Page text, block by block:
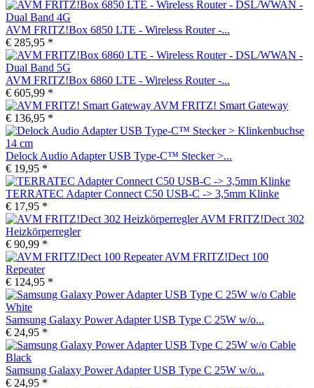
AVM FRITZ!Box 6850 LTE - Wireless Router -...
€ 285,95 *
AVM FRITZ!Box 6860 LTE - Wireless Router -...
€ 605,99 *
AVM FRITZ! Smart Gateway
€ 136,95 *
Delock Audio Adapter USB Type-C™ Stecker >...
€ 19,95 *
TERRATEC Adapter Connect C50 USB-C -> 3,5mm Klinke
€ 17,95 *
AVM FRITZ!Dect 302
Heizkörperregler
€ 90,99 *
AVM FRITZ!Dect 100
Repeater
€ 124,95 *
Samsung Galaxy Power Adapter USB Type C 25W w/o...
€ 24,95 *
Samsung Galaxy Power Adapter USB Type C 25W w/o...
€ 24,95 *